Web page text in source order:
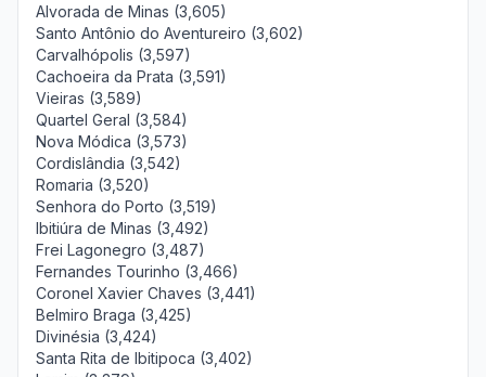
Alvorada de Minas (3,605)
Santo Antônio do Aventureiro (3,602)
Carvalhópolis (3,597)
Cachoeira da Prata (3,591)
Vieiras (3,589)
Quartel Geral (3,584)
Nova Módica (3,573)
Cordislândia (3,542)
Romaria (3,520)
Senhora do Porto (3,519)
Ibitiúra de Minas (3,492)
Frei Lagonegro (3,487)
Fernandes Tourinho (3,466)
Coronel Xavier Chaves (3,441)
Belmiro Braga (3,425)
Divinésia (3,424)
Santa Rita de Ibitipoca (3,402)